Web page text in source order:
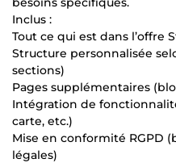
Inclus :
Tout ce qui est dans l’offre
Structure personnalisée
sections)
Pages supplémentaires
Intégration de
carte, etc.)
Mise en conformité RGPD
légales)